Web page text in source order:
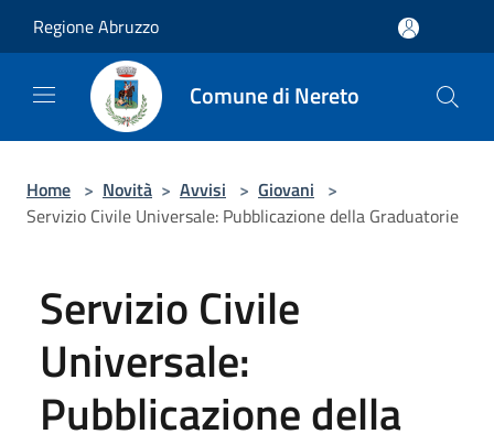
Regione Abruzzo
Comune di Nereto
Home > Novità > Avvisi > Giovani >
Servizio Civile Universale: Pubblicazione della Graduatorie
Servizio Civile
Universale:
Pubblicazione della